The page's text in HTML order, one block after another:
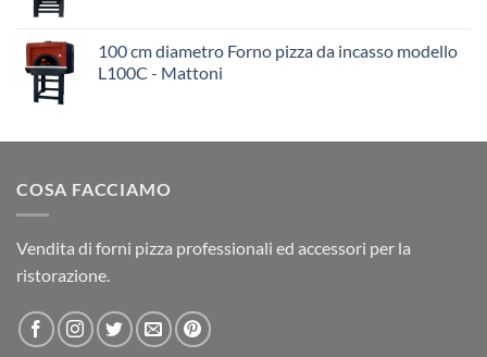
100 cm diametro Forno pizza da incasso modello
L100C - Mattoni
COSA FACCIAMO
Vendita di forni pizza professionali ed accessori per la
ristorazione.